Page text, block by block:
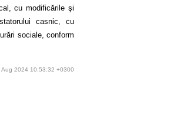
cu modificările şi
casnic, cu
sociale, conform
Aug 2024 10:53:32 +0300